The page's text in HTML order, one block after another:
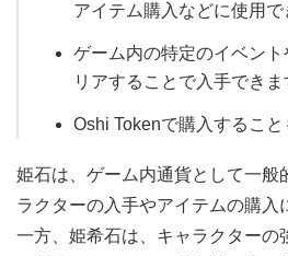
アイテム購入などに使用で
ゲーム内の特定のイベン
リアすることで入手できま
Oshi Tokenで購入すること
姫石は、ゲーム内通貨として一般
ラクターの入手やアイテムの購入
一方、姫希石は、キャラクターの